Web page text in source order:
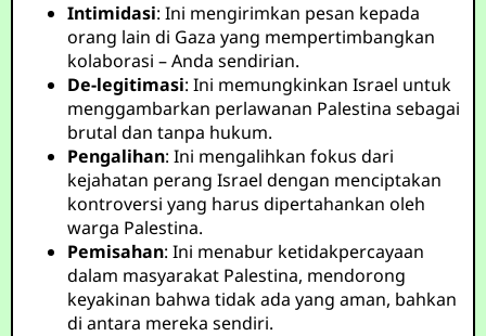
Intimidasi: Ini mengirimkan pesan kepada
orang lain di Gaza yang mempertimbangkan
kolaborasi – Anda sendirian.
De-legitimasi: Ini memungkinkan Israel untuk
menggambarkan perlawanan Palestina sebagai
brutal dan tanpa hukum.
Pengalihan: Ini mengalihkan fokus dari
kejahatan perang Israel dengan menciptakan
kontroversi yang harus dipertahankan oleh
warga Palestina.
Pemisahan: Ini menabur ketidakpercayaan
dalam masyarakat Palestina, mendorong
keyakinan bahwa tidak ada yang aman, bahkan
di antara mereka sendiri.